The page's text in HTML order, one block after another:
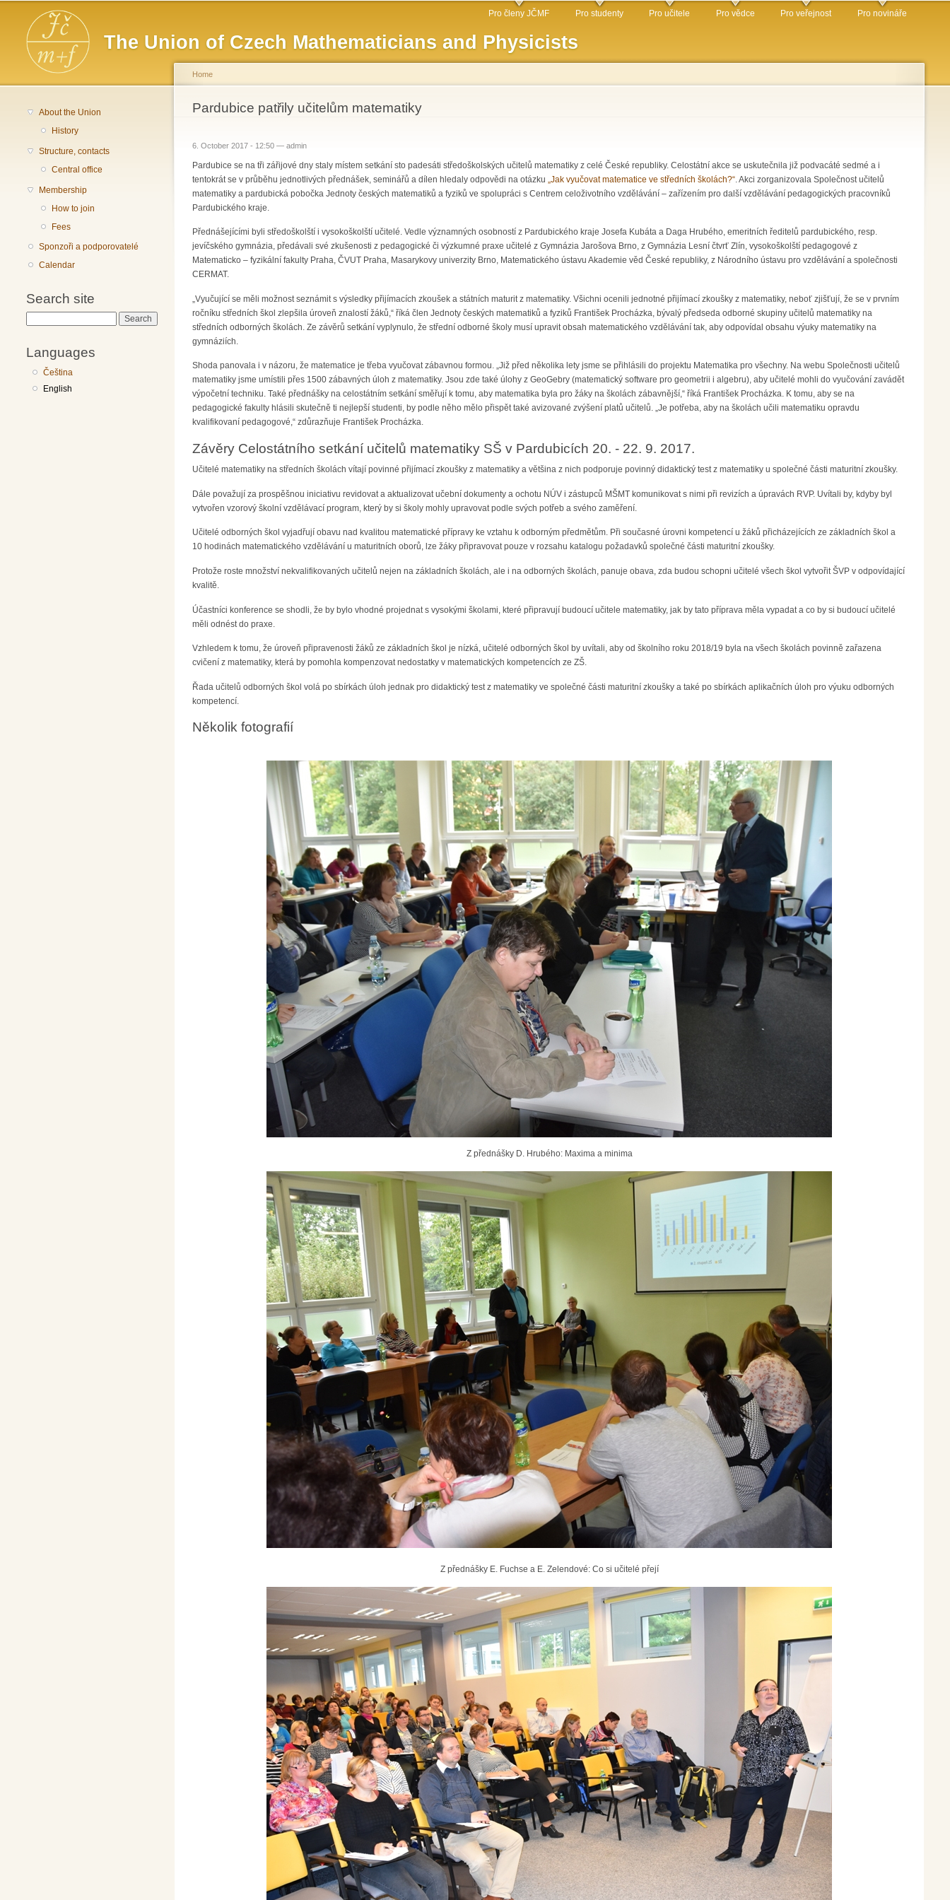
The Union of Czech Mathematicians and Physicists
Main menu Pro členy JČMF Pro studenty Pro učitele Pro vědce Pro veřejnost Pro novináře
About the Union
History
Structure, contacts
Central office
Membership
How to join
Fees
Sponzoři a podporovatelé
Calendar
Search site
Languages
Čeština
English
You are here
Home
Pardubice patřily učitelům matematiky
6. October 2017 - 12:50 — admin
Pardubice se na tři zářijové dny staly místem setkání sto padesáti středoškolských učitelů matematiky z celé České republiky. Celostátní akce se uskutečnila již podvacáté sedmé a i
tentokrát se v průběhu jednotlivých přednášek, seminářů a dílen hledaly odpovědi na otázku „Jak vyučovat matematice ve středních školách?“ . Akci zorganizovala Společnost učitelů
matematiky a pardubická pobočka Jednoty českých matematiků a fyziků ve spolupráci s Centrem celoživotního vzdělávání – zařízením pro další vzdělávání pedagogických pracovníků
Pardubického kraje.
Přednášejícími byli středoškolští i vysokoškolští učitelé. Vedle významných osobností z Pardubického kraje Josefa Kubáta a Daga Hrubého, emeritních ředitelů pardubického, resp.
jevíčského gymnázia, předávali své zkušenosti z pedagogické či výzkumné praxe učitelé z Gymnázia Jarošova Brno, z Gymnázia Lesní čtvrť Zlín, vysokoškolští pedagogové z
Matematicko – fyzikální fakulty Praha, ČVUT Praha, Masarykovy univerzity Brno, Matematického ústavu Akademie věd České republiky, z Národního ústavu pro vzdělávání a společnosti
CERMAT.
„Vyučující se měli možnost seznámit s výsledky přijímacích zkoušek a státních maturit z matematiky. Všichni ocenili jednotné přijímací zkoušky z matematiky, neboť zjišťují, že se v prvním
ročníku středních škol zlepšila úroveň znalostí žáků,“ říká člen Jednoty českých matematiků a fyziků František Procházka, bývalý předseda odborné skupiny učitelů matematiky na
středních odborných školách. Ze závěrů setkání vyplynulo, že střední odborné školy musí upravit obsah matematického vzdělávání tak, aby odpovídal obsahu výuky matematiky na
gymnáziích.
Shoda panovala i v názoru, že matematice je třeba vyučovat zábavnou formou. „Již před několika lety jsme se přihlásili do projektu Matematika pro všechny. Na webu Společnosti učitelů
matematiky jsme umístili přes 1500 zábavných úloh z matematiky. Jsou zde také úlohy z GeoGebry (matematický software pro geometrii i algebru), aby učitelé mohli do vyučování zavádět
výpočetní techniku. Také přednášky na celostátním setkání směřují k tomu, aby matematika byla pro žáky na školách zábavnější,“ říká František Procházka. K tomu, aby se na
pedagogické fakulty hlásili skutečně ti nejlepší studenti, by podle něho mělo přispět také avizované zvýšení platů učitelů. „Je potřeba, aby na školách učili matematiku opravdu
kvalifikovaní pedagogové,“ zdůrazňuje František Procházka.
Závěry Celostátního setkání učitelů matematiky SŠ v Pardubicích 20. - 22. 9. 2017.
Učitelé matematiky na středních školách vítají povinné přijímací zkoušky z matematiky a většina z nich podporuje povinný didaktický test z matematiky u společné části maturitní zkoušky.
Dále považují za prospěšnou iniciativu revidovat a aktualizovat učební dokumenty a ochotu NÚV i zástupců MŠMT komunikovat s nimi při revizích a úpravách RVP. Uvítali by, kdyby byl
vytvořen vzorový školní vzdělávací program, který by si školy mohly upravovat podle svých potřeb a svého zaměření.
Učitelé odborných škol vyjadřují obavu nad kvalitou matematické přípravy ke vztahu k odborným předmětům. Při současné úrovni kompetencí u žáků přicházejících ze základních škol a
10 hodinách matematického vzdělávání u maturitních oborů, lze žáky připravovat pouze v rozsahu katalogu požadavků společné části maturitní zkoušky.
Protože roste množství nekvalifikovaných učitelů nejen na základních školách, ale i na odborných školách, panuje obava, zda budou schopni učitelé všech škol vytvořit ŠVP v odpovídající
kvalitě.
Účastníci konference se shodli, že by bylo vhodné projednat s vysokými školami, které připravují budoucí učitele matematiky, jak by tato příprava měla vypadat a co by si budoucí učitelé
měli odnést do praxe.
Vzhledem k tomu, že úroveň připravenosti žáků ze základních škol je nízká, učitelé odborných škol by uvítali, aby od školního roku 2018/19 byla na všech školách povinně zařazena
cvičení z matematiky, která by pomohla kompenzovat nedostatky v matematických kompetencích ze ZŠ.
Řada učitelů odborných škol volá po sbírkách úloh jednak pro didaktický test z matematiky ve společné části maturitní zkoušky a také po sbírkách aplikačních úloh pro výuku odborných
kompetencí.
Několik fotografií
Z přednášky D. Hrubého: Maxima a minima
Z přednášky E. Fuchse a E. Zelendové: Co si učitelé přejí